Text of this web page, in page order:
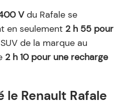
Vdu Rafale se
en seulement 2 h 55 pour
de la marque au
2 h 10 pour une recharge
le Renault Rafale